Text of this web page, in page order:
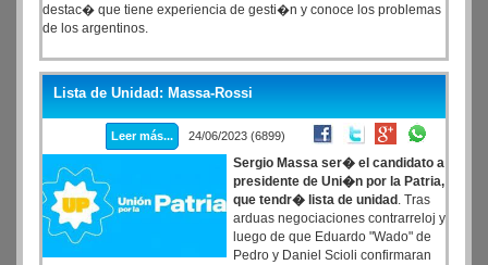
destac� que tiene experiencia de gesti�n y conoce los problemas
de los argentinos.
Lista de Unidad: Massa-Rossi
Leer más... 24/06/2023 (6899)
Sergio Massa ser� el candidato a
presidente de Uni�n por la Patria,
que tendr� lista de unidad . Tras
arduas negociaciones contrarreloj y
luego de que Eduardo "Wado" de
Pedro y Daniel Scioli confirmaran